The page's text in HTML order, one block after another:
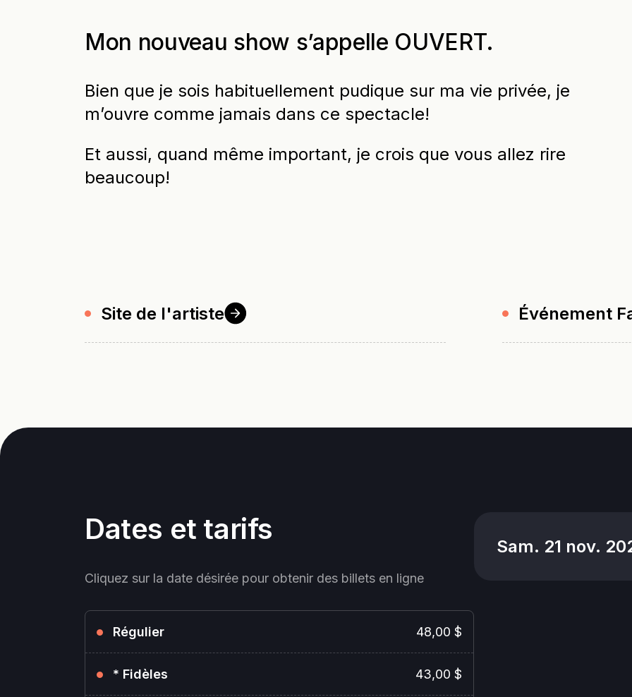
Mon nouveau show s’appelle OUVERT.
Bien que je sois habituellement pudique sur ma vie privée, je
m’ouvre comme jamais dans ce spectacle!
Et aussi, quand même important, je crois que vous allez rire
beaucoup!
Site de l'artiste Événement
Dates et tarifs
Cliquez sur la date désirée pour obtenir des billets en ligne
Régulier 48,00 $
* Fidèles 43,00 $
Sam. 21 nov.